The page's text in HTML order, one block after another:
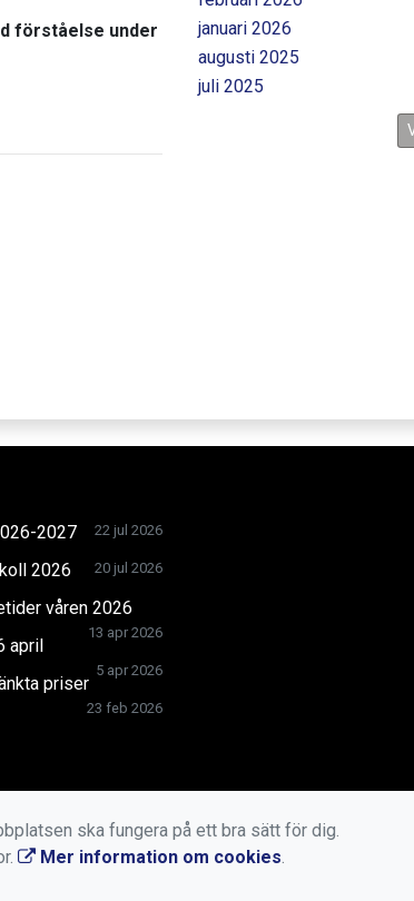
januari 2026
augusti 2025
juli 2025
förståelse under
2027 22 jul 2026
2026 20 jul 2026
våren 2026
13 apr 2026
april
5 apr 2026
priser
23 feb 2026
ska fungera på ett bra sätt för dig.
Mer information om cookies.